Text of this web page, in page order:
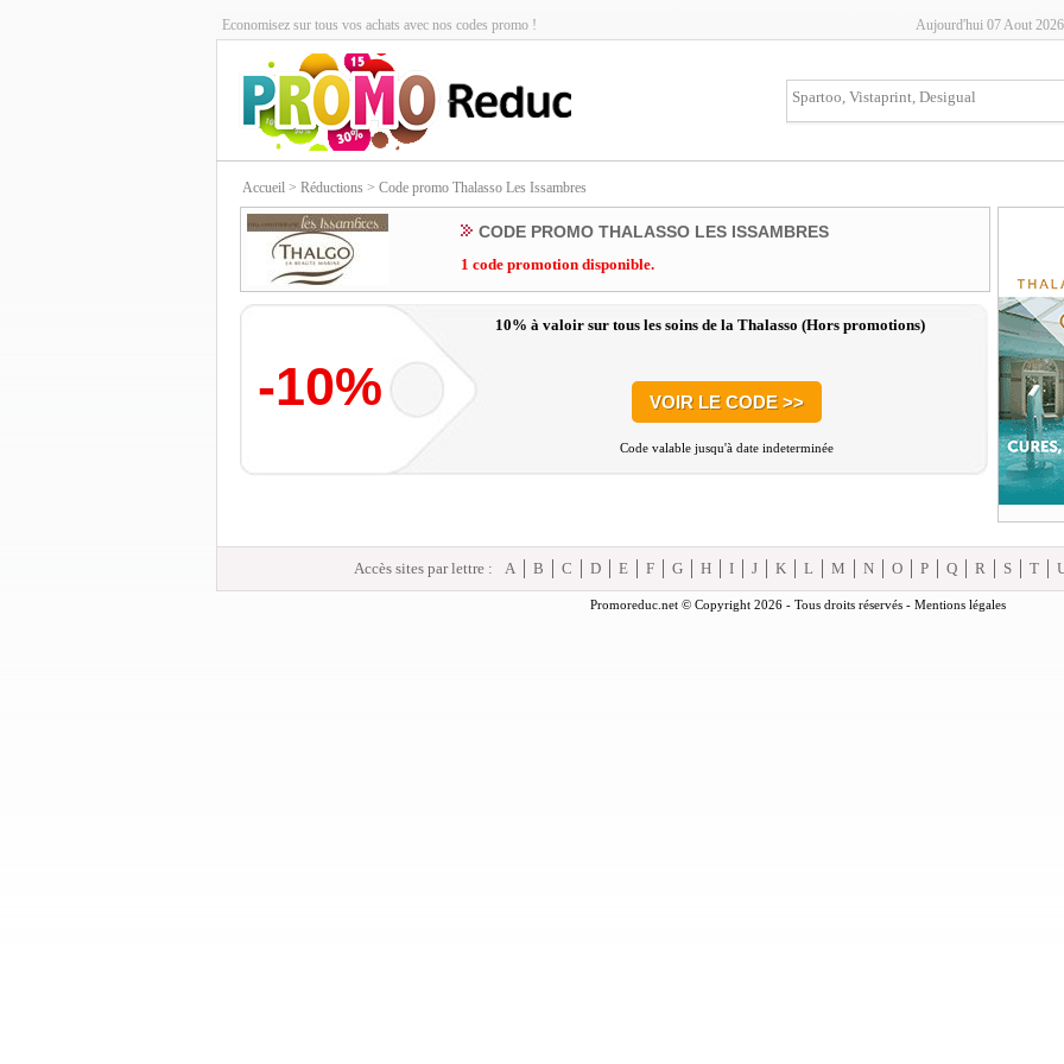
Economisez sur tous vos achats avec nos codes promo ! Aujourd'hui 07 Aout
Accueil > Réductions > Code promo Thalasso Les Issambres
CODE PROMO THALASSO LES ISSAMBRES
1 code promotion disponible.
-10%
10% à valoir sur tous les soins de la Thalasso (Hors promotions)
VOIR LE CODE >>
Code valable jusqu'à date indeterminée
Accès sites par lettre : A B C D E F G H I J K L M N O P Q R S T
Promoreduc.net © Copyright 2026 - Tous droits réservés - Mentions légales